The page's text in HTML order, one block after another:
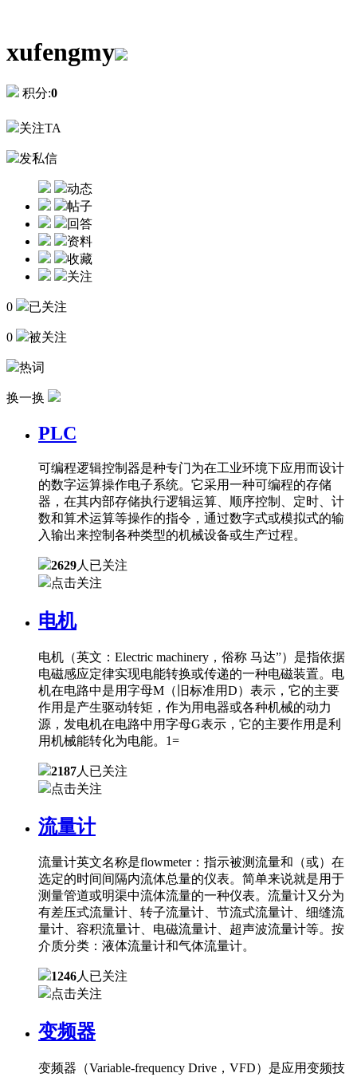
xufengmy
积分:0
关注TA
发私信
动态
帖子
回答
资料
收藏
关注
0 已关注
0 被关注
热词
换一换
PLC
可编程逻辑控制器是种专门为在工业环境下应用而设计
的数字运算操作电子系统。它采用一种可编程的存储
器，在其内部存储执行逻辑运算、顺序控制、定时、计
数和算术运算等操作的指令，通过数字式或模拟式的输
入输出来控制各种类型的机械设备或生产过程。
2629人已关注
点击关注
电机
电机（英文：Electric machinery，俗称 马达”）是指依据
电磁感应定律实现电能转换或传递的一种电磁装置。电
机在电路中是用字母M（旧标准用D）表示，它的主要
作用是产生驱动转矩，作为用电器或各种机械的动力
源，发电机在电路中用字母G表示，它的主要作用是利
用机械能转化为电能。1=
2187人已关注
点击关注
流量计
流量计英文名称是flowmeter：指示被测流量和（或）在
选定的时间间隔内流体总量的仪表。简单来说就是用于
测量管道或明渠中流体流量的一种仪表。流量计又分为
有差压式流量计、转子流量计、节流式流量计、细缝流
量计、容积流量计、电磁流量计、超声波流量计等。按
介质分类：液体流量计和气体流量计。
1246人已关注
点击关注
变频器
变频器（Variable-frequency Drive，VFD）是应用变频技